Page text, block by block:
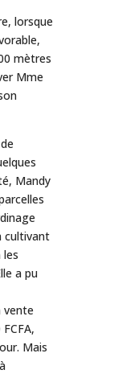
lorsque
mètres
Mme
Mandy
cultivant
a pu
vente
Mais